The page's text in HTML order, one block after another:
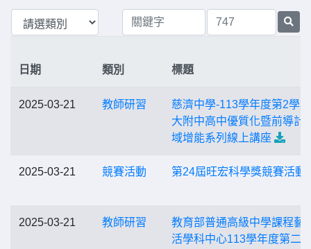
日期 類別 標題
2025-03-21 教師研習
慈濟中學-113學年度第2學
大附中高中優質化暨前導計
域增能系列線上講座
2025-03-21 競賽活動 第24屆旺宏科學獎競賽活動
2025-03-21 教師研習
教育部普通高級中學課程藝
活學科中心113學年度第二